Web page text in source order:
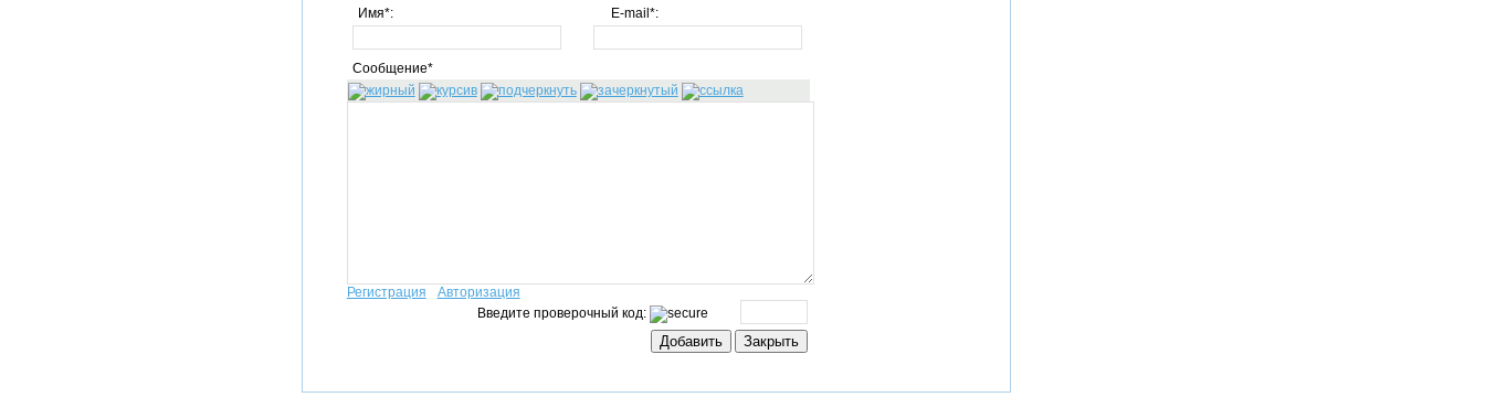
Имя*: E-mail*:
Сообщение*
Регистрация
Авторизация
Введите проверочный код: